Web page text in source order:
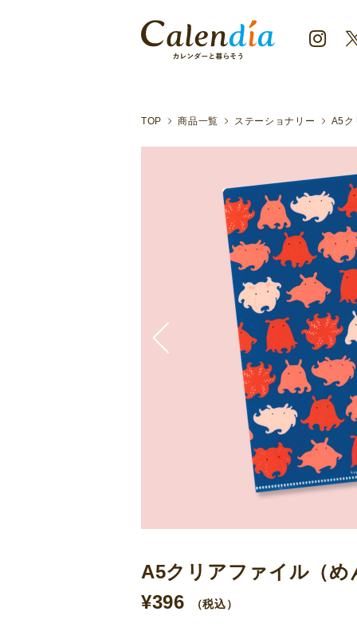
TOP 商品一覧 ステーショナリー A5ク
A5クリアファイル（め
¥396 （税込）